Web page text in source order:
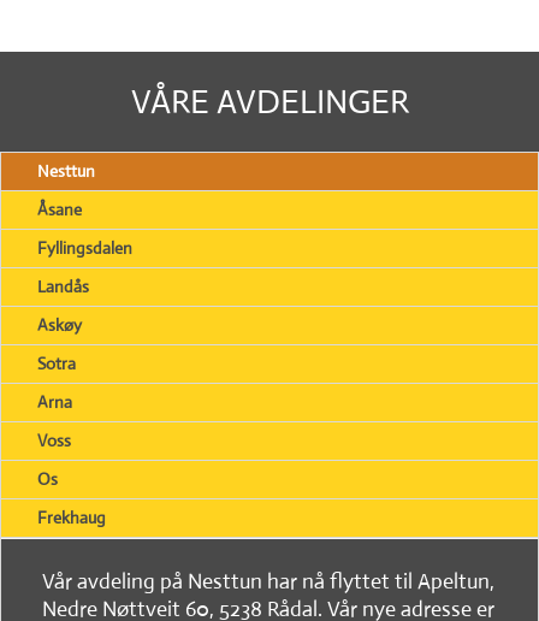
VÅRE AVDELINGER
Nesttun
Åsane
Fyllingsdalen
Landås
Askøy
Sotra
Arna
Voss
Os
Frekhaug
Vår avdeling på Nesttun har nå flyttet til Apeltun,
Nedre Nøttveit 60, 5238 Rådal. Vår nye adresse er